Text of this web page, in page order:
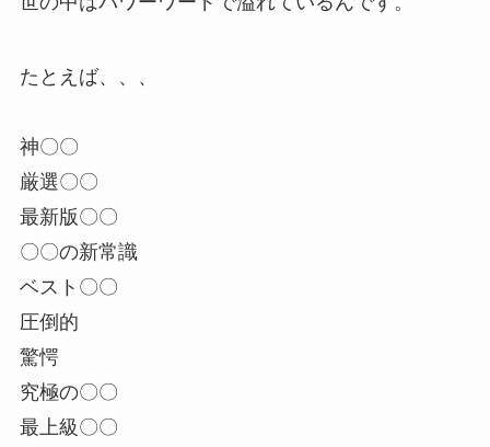
たとえば、、、
神〇〇
厳選〇〇
最新版〇〇
〇〇の新常識
ベスト〇〇
圧倒的
驚愕
究極の〇〇
最上級〇〇